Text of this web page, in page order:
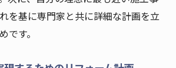
リフォームで実現する快適な暮
を基に専門家と共に詳細な計画を立
です。